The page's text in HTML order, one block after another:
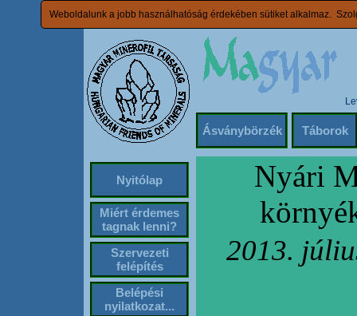
Weboldalunk a jobb használhatóság érdekében sütiket alkalmaz.
Ásványbörzék Táborok
Nyitólap
Miért érdemes
tagnak lenni?
Szervezeti
felépítés
Belépési
nyilatkozat...
Nyári
2013.